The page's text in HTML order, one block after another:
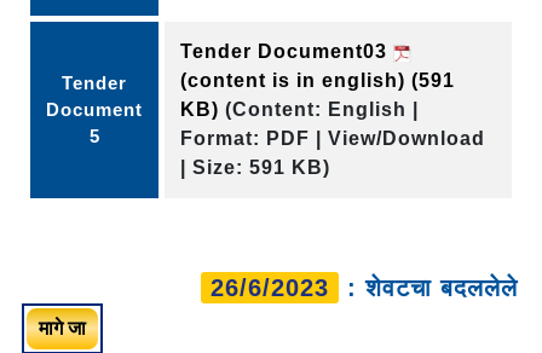
Tender
Document
5
Tender Document03
(content is in english) (591
KB) (Content: English |
Format: PDF | View/Download
| Size: 591 KB)
26/6/2023 : शेवटचा बदललेले
मागे जा